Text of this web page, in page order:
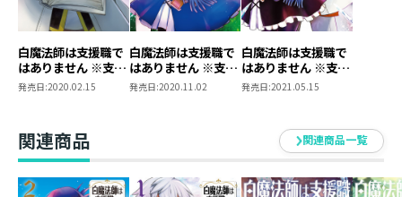
白魔法師は支援職で
はありません ※支援
もできて、本(ぶつ
り)で殴る攻撃職です
発売日:2020.02.15
白魔法師は支援職で
はありません ※支援
もできて、本(ぶつ
り)で殴る攻撃職です
発売日:2020.11.02
白魔法師は支援職で
はありません ※支援
もできて、本(ぶつ
り)で殴る攻撃職です
発売日:2021.05.15
関連商品 関連商品一覧